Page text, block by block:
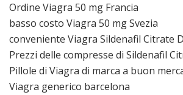
Ordine Viagra 50 mg Francia
basso costo Viagra 50 mg Svezia
conveniente Viagra Sildenafil Citrate
Prezzi delle compresse di Sildenafil
Pillole di Viagra di marca a buon
Viagra generico barcelona